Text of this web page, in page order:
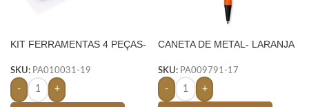
KIT FERRAMENTAS 4 PEÇAS-
SKU: PA010031-19
- +
CANETA DE METAL- LARANJA
SKU: PA009791-17
- +